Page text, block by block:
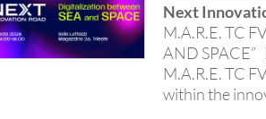
Next
M.A.R.E. TC
AND
M.A.R.E. TC
within the